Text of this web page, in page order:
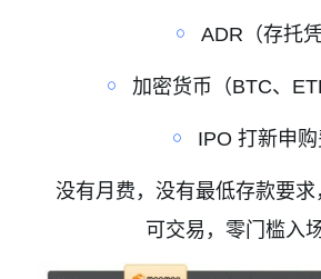
￮ ADR （存托
￮ 加密货币（BTC、
￮ IPO 打新申购
没有月费，没有最低存款要求
可交易，零门槛入